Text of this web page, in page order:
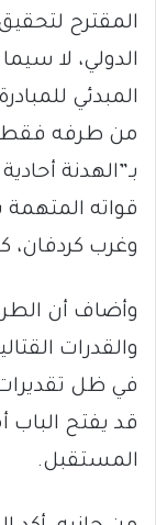
المقترح
الدولي، لا
المبدئي
من طرفه فقط
بـ”الهدنة
قواته المتهمة
وغرب كردفان،
وأضاف أن
والقدرات
في ظل
قد يفتح الباب
المستقبل.